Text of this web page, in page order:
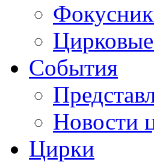
Цирковые
События
Новости
Цирки